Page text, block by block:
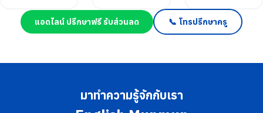
แอดไลน์ ปรึกษาฟรี รับส่วนลด 📞 โทรปรึกษาครู
มาทำความรู้จักกับเรา